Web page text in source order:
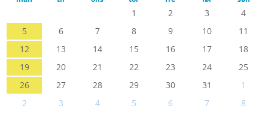
1 2 3
4
5
6 7 8 9 10
11
12
13 14 15 16 17
18
19
20 21 22 23 24
25
26
27 28 29 30 31
1
2
3 4 5 6 7 8